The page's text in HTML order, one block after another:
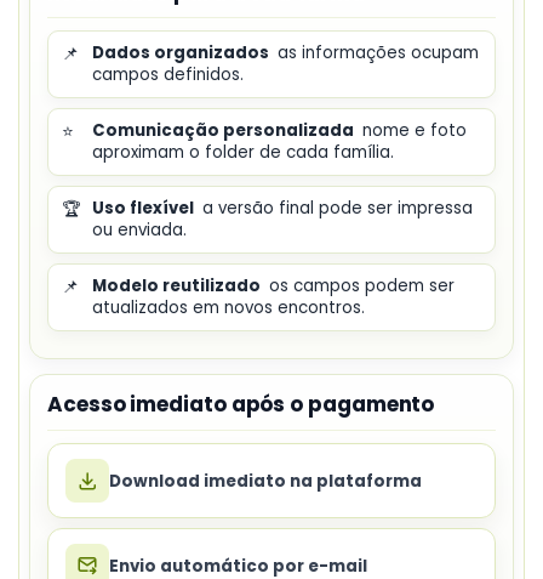
📌 Dados organizados as informações ocupam
campos definidos.
⭐ Comunicação personalizada nome e foto
aproximam o folder de cada família.
🏆 Uso flexível a versão final pode ser impressa
ou enviada.
📌 Modelo reutilizado os campos podem ser
atualizados em novos encontros.
Acesso imediato após o pagamento
Download imediato na plataforma
Envio automático por e-mail